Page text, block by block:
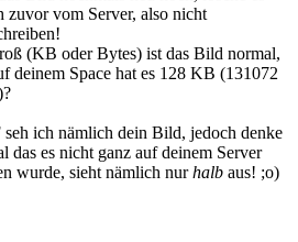
zuvor vom Server, also nicht
(KB oder Bytes) ist das Bild normal,
deinem Space hat es 128 KB (131072
seh ich nämlich dein Bild, jedoch denke
das es nicht ganz auf deinem Server
wurde, sieht nämlich nurhalb aus! ;o)